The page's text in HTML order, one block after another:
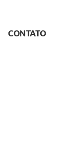
CONTATO